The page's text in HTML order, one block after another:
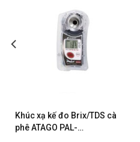
Khúc xạ kế đo Brix/TDS cà
phê ATAGO PAL-